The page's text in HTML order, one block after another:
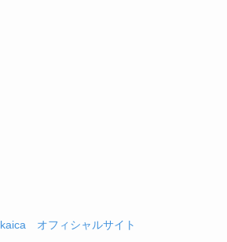
kaica オフィシャルサイト